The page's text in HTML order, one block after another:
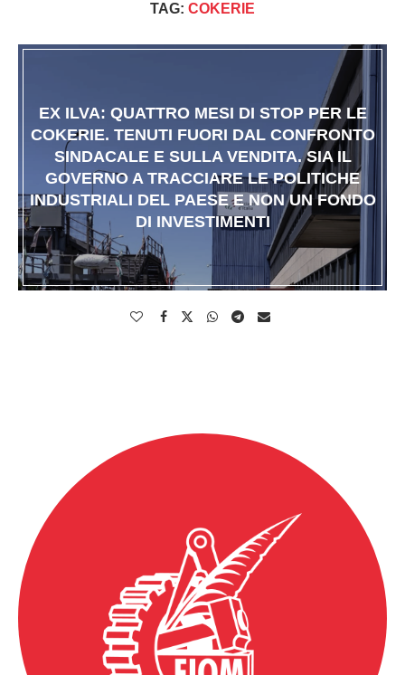
TAG: COKERIE
EX ILVA: QUATTRO MESI DI STOP PER LE
COKERIE. TENUTI FUORI DAL CONFRONTO
SINDACALE E SULLA VENDITA. SIA IL
GOVERNO A TRACCIARE LE POLITICHE
INDUSTRIALI DEL PAESE E NON UN FONDO
DI INVESTIMENTI